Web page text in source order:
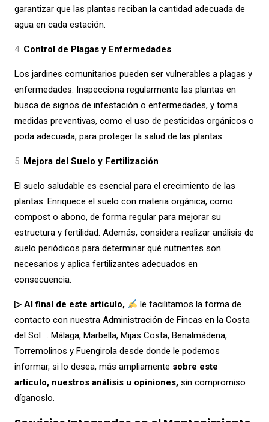
garantizar que las plantas reciban la cantidad adecuada de
agua en cada estación.
Control de Plagas y Enfermedades
Los jardines comunitarios pueden ser vulnerables a plagas y
enfermedades. Inspecciona regularmente las plantas en
busca de signos de infestación o enfermedades, y toma
medidas preventivas, como el uso de pesticidas orgánicos o
poda adecuada, para proteger la salud de las plantas.
Mejora del Suelo y Fertilización
El suelo saludable es esencial para el crecimiento de las
plantas. Enriquece el suelo con materia orgánica, como
compost o abono, de forma regular para mejorar su
estructura y fertilidad. Además, considera realizar análisis de
suelo periódicos para determinar qué nutrientes son
necesarios y aplica fertilizantes adecuados en
consecuencia.
▷ Al final de este artículo,
le facilitamos la forma de
contacto con nuestra Administración de Fincas en la Costa
del Sol … Málaga, Marbella, Mijas Costa, Benalmádena,
Torremolinos y Fuengirola desde donde le podemos
informar, si lo desea, más ampliamente sobre este
artículo, nuestros análisis u opiniones,sin compromiso
díganoslo.